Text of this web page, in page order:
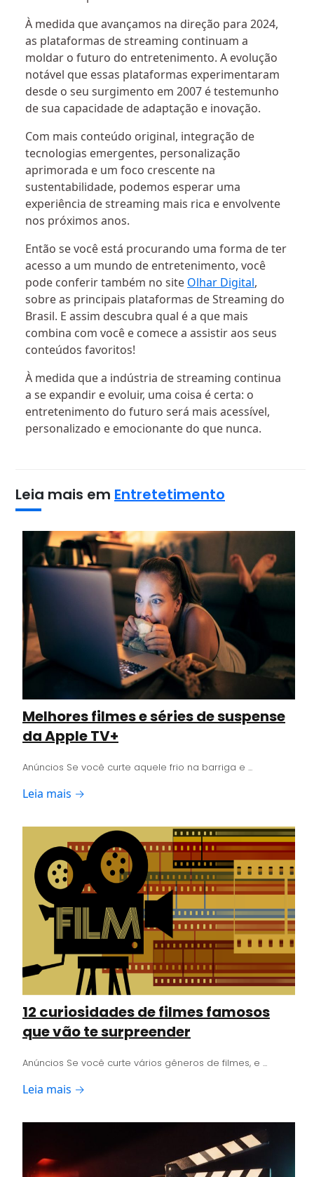
À medida que avançamos na direção para 2024,
as plataformas de streaming continuam a
moldar o futuro do entretenimento. A evolução
notável que essas plataformas experimentaram
desde o seu surgimento em 2007 é testemunho
de sua capacidade de adaptação e inovação.
Com mais conteúdo original, integração de
tecnologias emergentes, personalização
aprimorada e um foco crescente na
sustentabilidade, podemos esperar uma
experiência de streaming mais rica e envolvente
nos próximos anos.
Então se você está procurando uma forma de ter
acesso a um mundo de entretenimento, você
pode conferir também no site Olhar Digital,
sobre as principais plataformas de Streaming do
Brasil. E assim descubra qual é a que mais
combina com você e comece a assistir aos seus
conteúdos favoritos!
À medida que a indústria de streaming continua
a se expandir e evoluir, uma coisa é certa: o
entretenimento do futuro será mais acessível,
personalizado e emocionante do que nunca.
Leia mais em Entretetimento
Melhores filmes e séries de suspense
da Apple TV+
Anúncios Se você curte aquele frio na barriga e ...
Leia mais →
12 curiosidades de filmes famosos
que vão te surpreender
Anúncios Se você curte vários gêneros de filmes, e ...
Leia mais →